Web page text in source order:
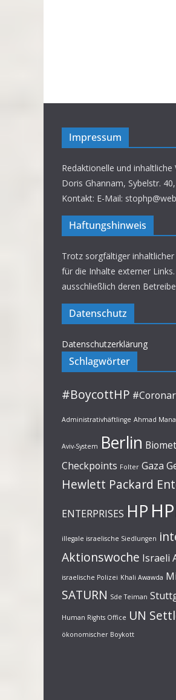
Impressum
Redaktionelle und
Doris Ghannam, Sybelstr.
Kontakt: E-Mail:
Haftungshinweis
Trotz sorgfältiger
für die Inhalte externer
ausschließlich deren
Datenschutz
Datenschutzerklärung
Schlagwörter
#BoycottHP
Administrativhäftlinge Ahmad
Aviv-System Berlin
Checkpoints Folter Gaza
Hewlett Packard
ENTERPRISES HP
illegale israelische Siedlungen
Aktionswoche Israeli
israelische Polizei Khali Awawda
SATURN Sde Teiman
Human Rights Office UN
ökonomischer Boykott